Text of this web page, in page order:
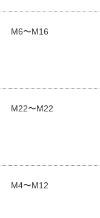
M6〜M16
M22〜M22
M4〜M12